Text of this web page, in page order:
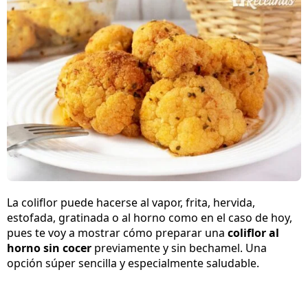
La coliflor puede hacerse al vapor, frita, hervida,
estofada, gratinada o al horno como en el caso de hoy,
pues te voy a mostrar cómo preparar una coliflor al
horno sin cocer previamente y sin bechamel. Una
opción súper sencilla y especialmente saludable.